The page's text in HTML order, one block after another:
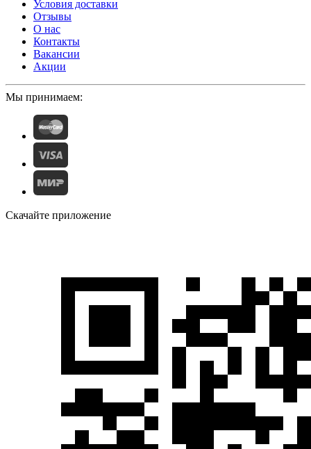
Условия доставки
Отзывы
О нас
Контакты
Вакансии
Акции
Мы принимаем:
Скачайте приложение